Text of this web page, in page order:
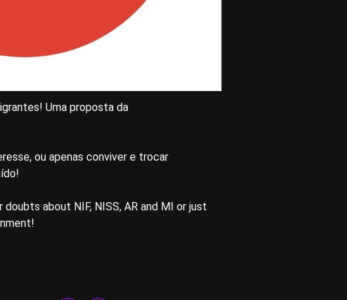
Uma proposta da
ou apenas conviver e trocar
about NIF, NISS, AR and MI or just